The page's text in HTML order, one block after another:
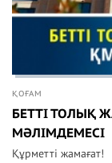
ҚОҒАМ
БЕТТІ ТОЛЫҚ
МӘЛІМДЕМЕСІ
Құрметті жамағат!